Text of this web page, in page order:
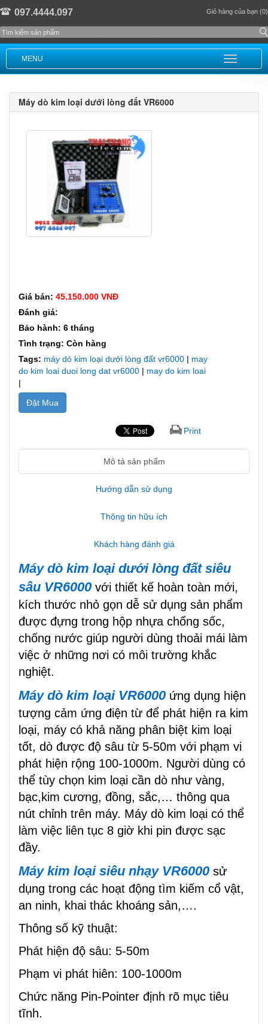
097.4444.097 Giỏ hàng của bạn (0)
MENU
Máy dò kim loại dưới lòng đất VR6000
Giá bán: 45.150.000 VNĐ
Đánh giá:
Bảo hành: 6 tháng
Tình trạng: Còn hàng
Tags: máy dò kim loại dưới lòng đất vr6000 | may
do kim loai duoi long dat vr6000 | may do kim loai
|
Đặt Mua
Print
Mô tả sản phẩm
Hướng dẫn sử dụng
Thông tin hữu ích
Khách hàng đánh giá
Máy dò kim loại dưới lòng đất siêu
sâu VR6000 với thiết kế hoàn toàn mới,
kích thước nhỏ gọn dễ sử dụng sản phẩm
được đựng trong hộp nhựa chống sốc,
chống nước giúp người dùng thoải mái làm
việc ở những nơi có môi trường khắc
nghiệt.
Máy dò kim loại VR6000 ứng dụng hiện
tượng cảm ứng điện từ để phát hiện ra kim
loại, máy có khả năng phân biệt kim loại
tốt, dò được độ sâu từ 5-50m với phạm vi
phát hiện rộng 100-1000m. Người dùng có
thể tùy chọn kim loại cần dò như vàng,
bạc,kim cương, đồng, sắc,… thông qua
nút chỉnh trên máy. Máy dò kim loại có thể
làm việc liên tục 8 giờ khi pin được sạc
đầy.
Máy kim loại siêu nhạy VR6000 sử
dụng trong các hoạt động tìm kiếm cổ vật,
an ninh, khai thác khoáng sản,….
Thông số kỹ thuật:
Phát hiện độ sâu: 5-50m
Phạm vi phát hiên: 100-1000m
Chức năng Pin-Pointer định rõ mục tiêu
tĩnh.